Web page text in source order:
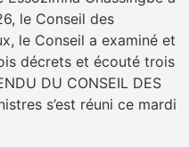
le Conseil des
le Conseil a examiné et
décrets et écouté trois
DU CONSEIL DES
s’est réuni ce mardi